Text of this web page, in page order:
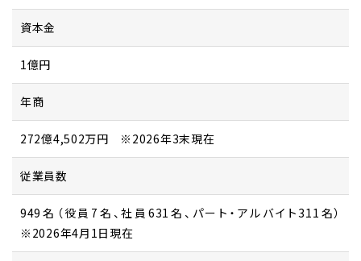
資本金
1億円
年商
272億4,502万円 ※2026年3末現在
従業員数
949名（役員7名、社員631名、パート・アルバイト311名）
※2026年4月1日現在